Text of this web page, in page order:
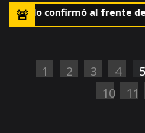
lo confirmó al frente de
1 2 3 4 5
10
11